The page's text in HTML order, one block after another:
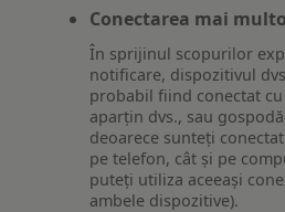
Conectarea mai
În sprijinul scopurilor
notificare, dispozitivul
probabil fiind conectat
aparțin dvs., sau
deoarece sunteți
pe telefon, cât și pe
puteți utiliza aceeași
ambele dispozitive).